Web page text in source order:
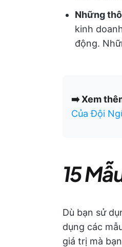
Những
kinh
động.
➡️ Xem
Của Đội
15
Dù bạn sử
dụng các
giá trị mà